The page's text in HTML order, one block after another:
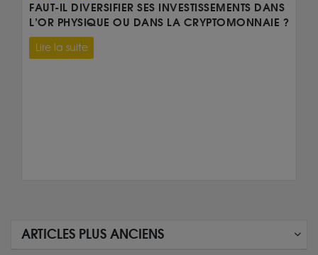
FAUT-IL DIVERSIFIER SES INVESTISSEMENTS DANS
L’OR PHYSIQUE OU DANS LA CRYPTOMONNAIE ?
Lire la suite
ARTICLES PLUS ANCIENS